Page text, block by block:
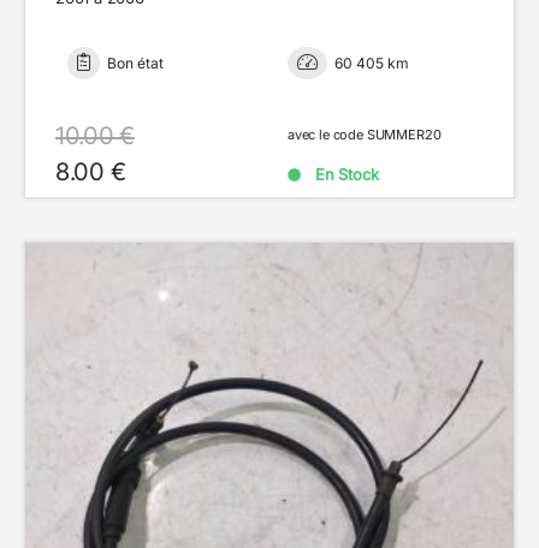
Bon état 60 405 km
10.00 €
8.00 €
avec le code SUMMER20
En Stock